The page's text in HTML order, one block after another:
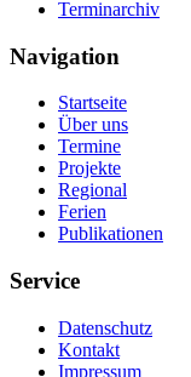
Terminarchiv
Navigation
Startseite
Über uns
Termine
Projekte
Regional
Ferien
Publikationen
Service
Datenschutz
Kontakt
Impressum